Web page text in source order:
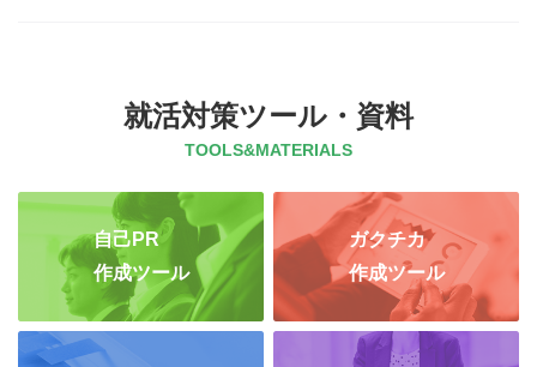
就活対策ツール・資料
TOOLS&MATERIALS
自己PR
作成ツール
ガクチカ
作成ツール